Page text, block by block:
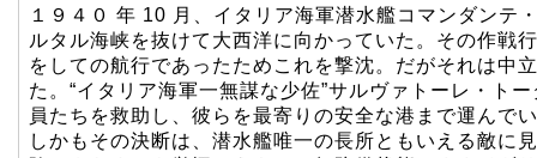
１９４０ 年 10 月、イタリア海軍潜水艦コマンダンテ
ルタル海峡を抜けて大西洋に向かっていた。その作戦
をしての航行であったためこれを撃沈。だがそれは中
た。“イタリア海軍一無謀な少佐”サルヴァトーレ・ト
員たちを救助し、彼らを最寄りの安全な港まで運んで
しかもその決断は、潜水艦唯一の長所ともいえる敵に